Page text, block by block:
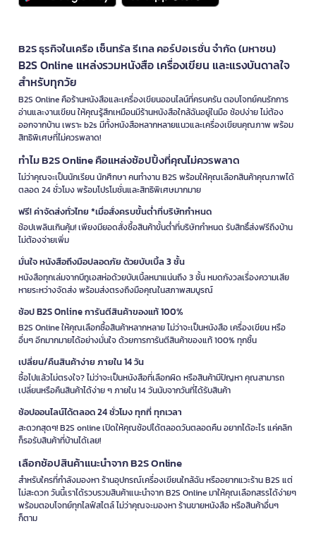
B2S ธุรกิจในเครือ เซ็นทรัล รีเทล คอร์ปอเรชั่น จำกัด (มหาชน)
B2S Online แหล่งรวมหนังสือ เครื่องเขียน และแรงบันดาลใจ
สำหรับทุกวัย
B2S Online คือร้านหนังสือและเครื่องเขียนออนไลน์ที่ครบครัน ตอบโจทย์คนรักการ
อ่านและงานเขียน ให้คุณรู้สึกเหมือนมีร้านหนังสือใกล้ฉันอยู่ในมือ ช้อปง่าย ไม่ต้อง
ออกจากบ้าน เพราะ b2s มีทั้งหนังสือหลากหลายแนวและเครื่องเขียนคุณภาพ พร้อม
สิทธิพิเศษที่ไม่ควรพลาด!
ทำไม B2S Online คือแหล่งช้อปปิ้งที่คุณไม่ควรพลาด
ไม่ว่าคุณจะเป็นนักเรียน นักศึกษา คนทำงาน B2S พร้อมให้คุณเลือกสินค้าคุณภาพได้
ตลอด 24 ชั่วโมง พร้อมโปรโมชั่นและสิทธิพิเศษมากมาย
ฟรี! ค่าจัดส่งทั่วไทย *เมื่อสั่งครบขั้นต่ำที่บริษัทกำหนด
ช้อปเพลินเกินคุ้ม! เพียงมียอดสั่งซื้อสินค้าขั้นต่ำที่บริษัทกำหนด รับสิทธิ์ส่งฟรีถึงบ้าน
ไม่ต้องจ่ายเพิ่ม
มั่นใจ หนังสือถึงมือปลอดภัย ด้วยบับเบิ้ล 3 ชั้น
หนังสือทุกเล่มจากบีทูเอสห่อด้วยบับเบิ้ลหนาแน่นถึง 3 ชั้น หมดกังวลเรื่องความเสีย
หายระหว่างจัดส่ง พร้อมส่งตรงถึงมือคุณในสภาพสมบูรณ์
ช้อป B2S Online การันตีสินค้าของแท้ 100%
B2S Online ให้คุณเลือกซื้อสินค้าหลากหลาย ไม่ว่าจะเป็นหนังสือ เครื่องเขียน หรือ
อื่นๆ อีกมากมายได้อย่างมั่นใจ ด้วยการการันตีสินค้าของแท้ 100% ทุกชิ้น
เปลี่ยน/คืนสินค้าง่าย ภายใน 14 วัน
ซื้อไปแล้วไม่ตรงใจ? ไม่ว่าจะเป็นหนังสือที่เลือกผิด หรือสินค้ามีปัญหา คุณสามารถ
เปลี่ยนหรือคืนสินค้าได้ง่าย ๆ ภายใน 14 วันนับจากวันที่ได้รับสินค้า
ช้อปออนไลน์ได้ตลอด 24 ชั่วโมง ทุกที่ ทุกเวลา
สะดวกสุดๆ! B2S online เปิดให้คุณช้อปได้ตลอดวันตลอดคืน อยากได้อะไร แค่คลิก
ก็รอรับสินค้าที่บ้านได้เลย!
เลือกช้อปสินค้าแนะนำจาก B2S Online
สำหรับใครที่กำลังมองหา ร้านอุปกรณ์เครื่องเขียนใกล้ฉัน หรืออยากแวะร้าน B2S แต่
ไม่สะดวก วันนี้เราได้รวบรวมสินค้าแนะนำจาก B2S Online มาให้คุณเลือกสรรได้ง่ายๆ
พร้อมตอบโจทย์ทุกไลฟ์สไตล์ ไม่ว่าคุณจะมองหา ร้านขายหนังสือ หรือสินค้าอื่นๆ
ก็ตาม